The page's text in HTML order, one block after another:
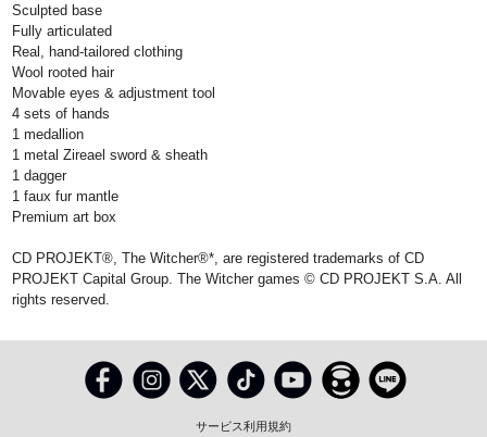
Sculpted base
Fully articulated
Real, hand-tailored clothing
Wool rooted hair
Movable eyes & adjustment tool
4 sets of hands
1 medallion
1 metal Zireael sword & sheath
1 dagger
1 faux fur mantle
Premium art box
CD PROJEKT®, The Witcher®*, are registered trademarks of CD
PROJEKT Capital Group. The Witcher games © CD PROJEKT S.A. All
rights reserved.
サービス利用規約